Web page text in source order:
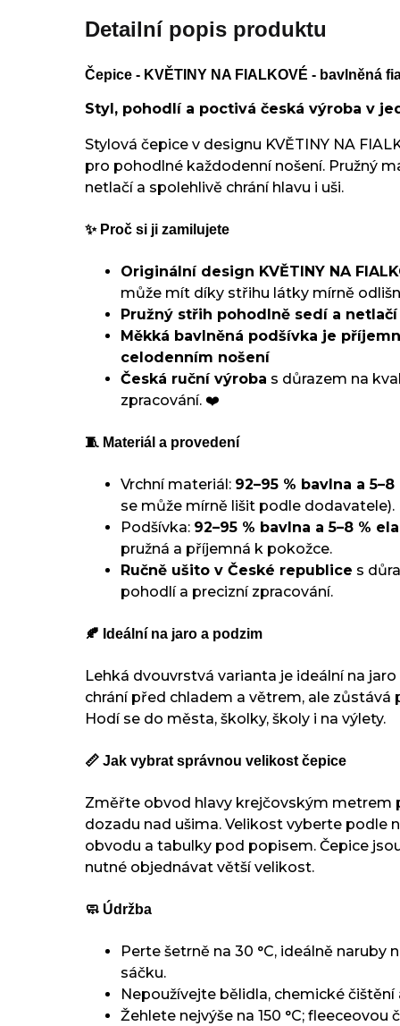
Detailní popis produktu
Čepice - KVĚTINY NA FIALKOVÉ - bavlněná
Styl, pohodlí a poctivá česká výroba v
Stylová čepice v designu KVĚTINY NA
pro pohodlné každodenní nošení. Pružný
netlačí a spolehlivě chrání hlavu i uši.
✨ Proč si ji zamilujete
Originální design KVĚTINY NA
může mít díky střihu látky mírně
Pružný střih pohodlně sedí a netlačí
Měkká bavlněná podšívka je
celodenním nošení
Česká ruční výroba s důrazem na
zpracování. ❤️
🧵 Materiál a provedení
Vrchní materiál: 92–95 % bavlna a
se může mírně lišit podle dodavatele).
Podšívka: 92–95 % bavlna a 5–8 %
pružná a příjemná k pokožce.
Ručně ušito v České republice s
pohodlí a precizní zpracování.
🍂 Ideální na jaro a podzim
Lehká dvouvrstvá varianta je ideální na
chrání před chladem a větrem, ale zůstává
Hodí se do města, školky, školy i na výlety.
📏 Jak vybrat správnou velikost čepice
Změřte obvod hlavy krejčovským metrem
dozadu nad ušima. Velikost vyberte podle
obvodu a tabulky pod popisem. Čepice
nutné objednávat větší velikost.
🧼 Údržba
Perte šetrně na 30 °C, ideálně naruby
sáčku.
Nepoužívejte bělidla, chemické čištění
Žehlete nejvýše na 150 °C; fleeceovou